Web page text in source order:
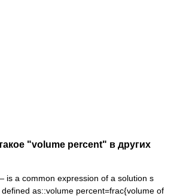
"volume percent" в других
is a common expression of a solution s
as::volume percent=frac{volume of